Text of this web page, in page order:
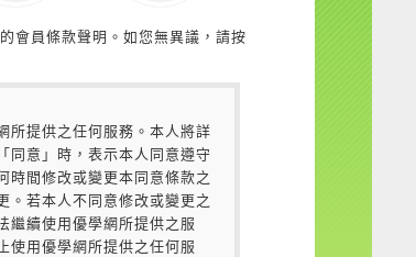
會員條款聲明。如您無異議，請按